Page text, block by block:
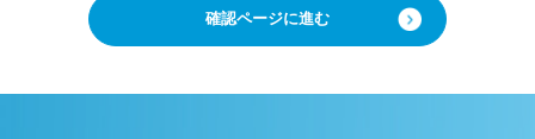
す。また、ユーザーと提携先などとの間でなさ
済に関する情報を当社の提携先（情報提供元、
の判断でご依頼をお断りする場合がございますの